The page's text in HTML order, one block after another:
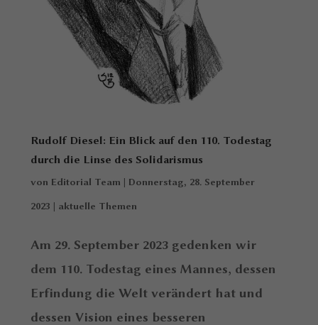
Rudolf Diesel: Ein Blick auf den 110. Todestag
durch die Linse des Solidarismus
von Editorial Team | Donnerstag, 28. September
2023 | aktuelle Themen
Am 29. September 2023 gedenken wir
dem 110. Todestag eines Mannes, dessen
Erfindung die Welt verändert hat und
dessen Vision eines besseren